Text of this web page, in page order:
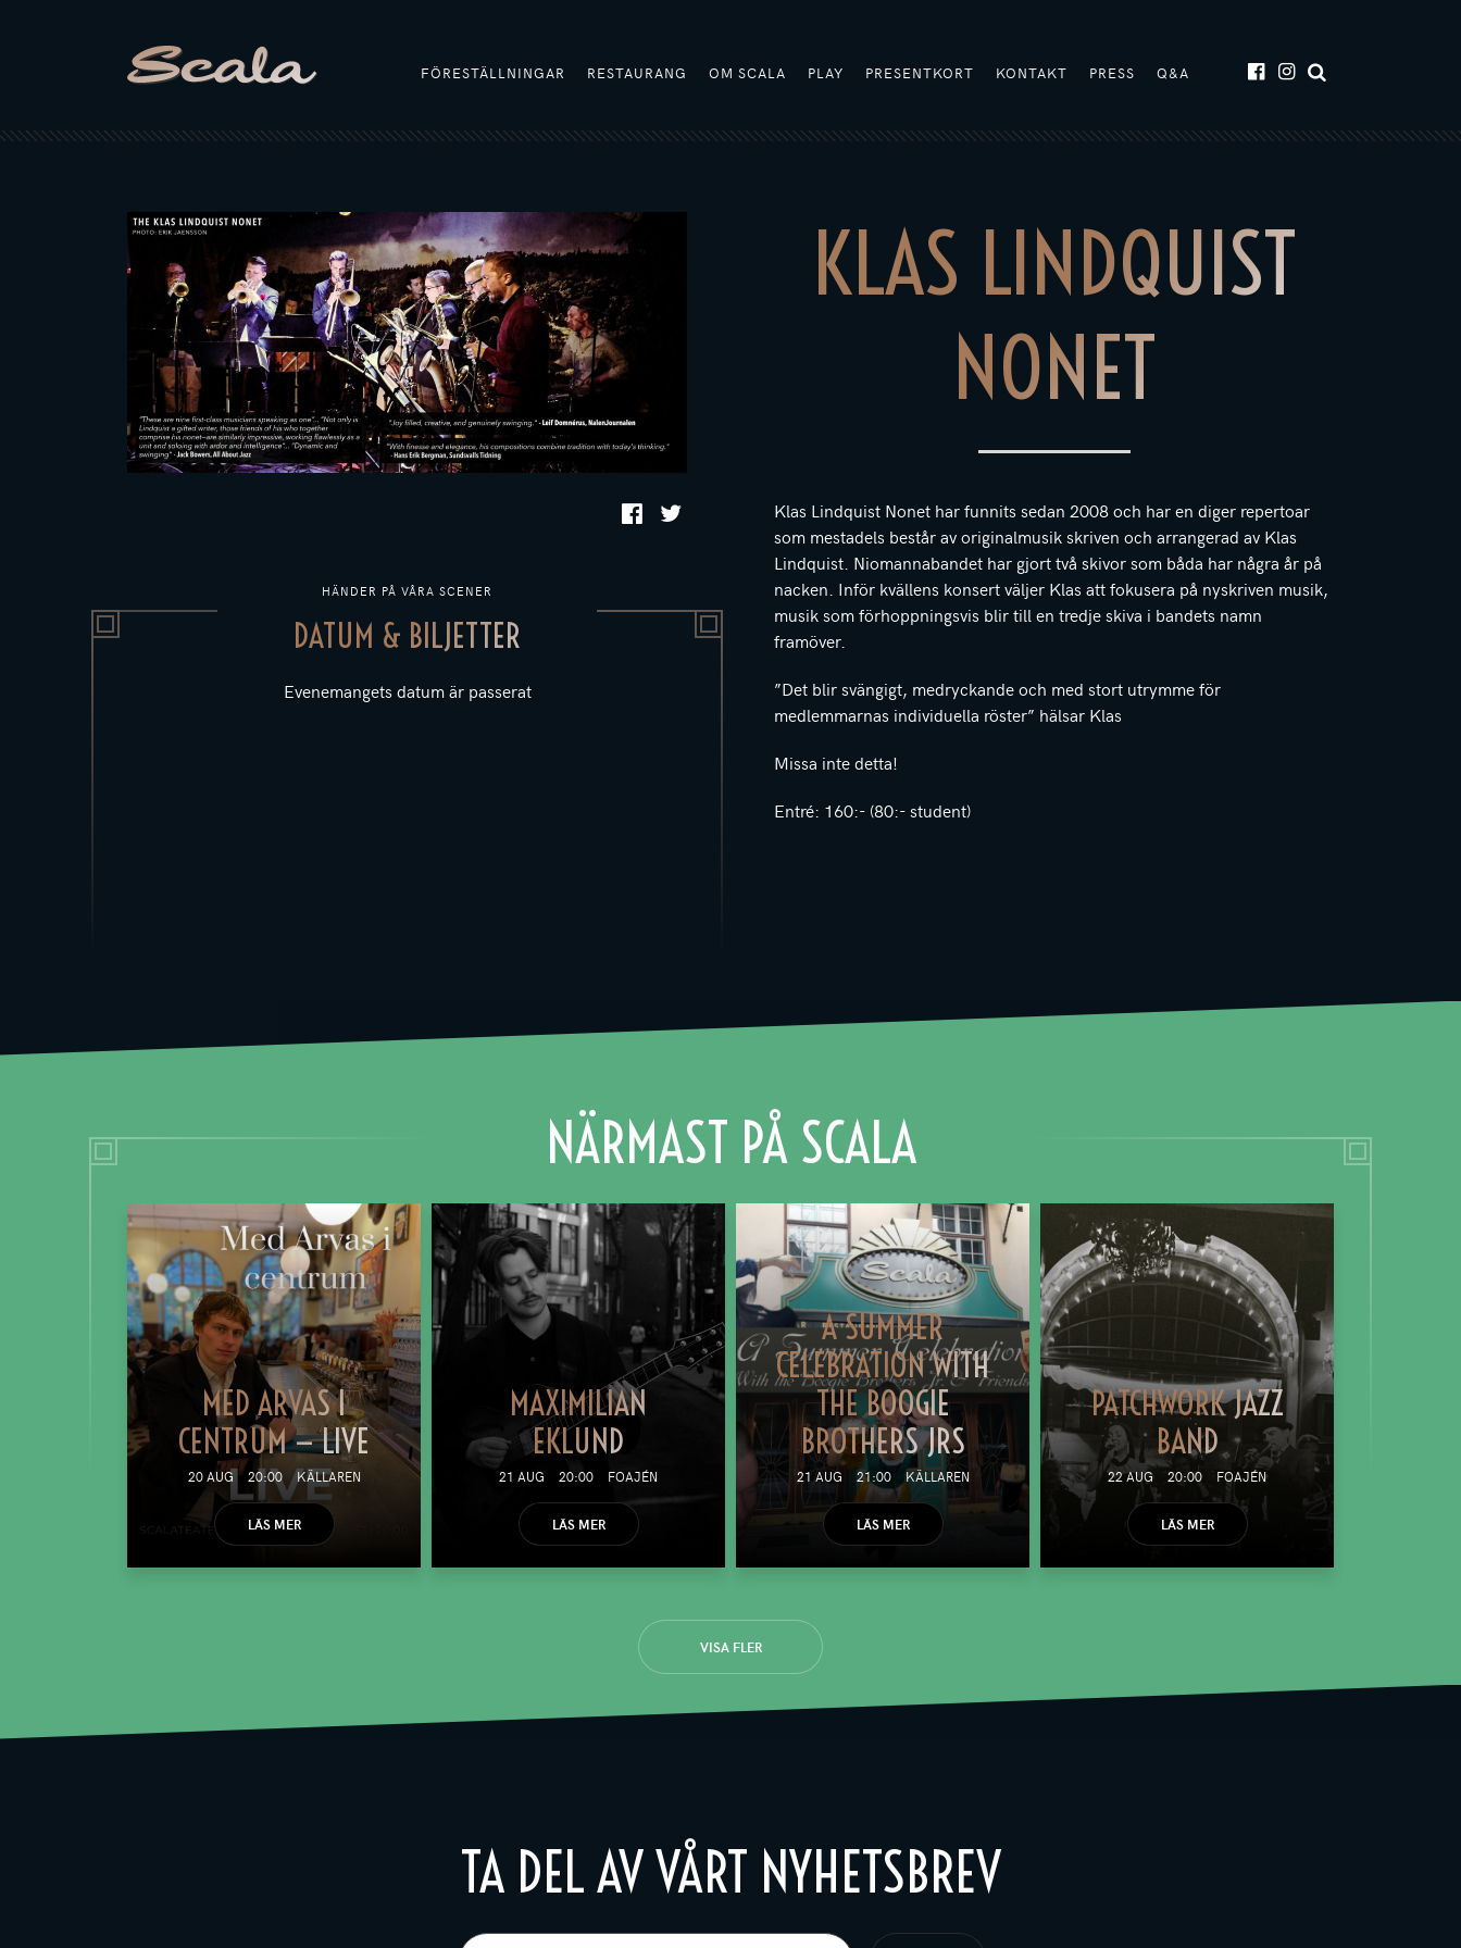
FÖRESTÄLLNINGAR RESTAURANG OM SCALA PLAY PRESENTKORT KONTAKT PRESS Q&A
HÄNDER PÅ VÅRA SCENER
DATUM & BILJETTER
Evenemangets datum är passerat
KLAS LINDQUIST
NONET
Klas Lindquist Nonet har funnits sedan 2008 och har en diger repertoar
som mestadels består av originalmusik skriven och arrangerad av Klas
Lindquist. Niomannabandet har gjort två skivor som båda har några år på
nacken. Inför kvällens konsert väljer Klas att fokusera på nyskriven musik,
musik som förhoppningsvis blir till en tredje skiva i bandets namn
framöver.
”Det blir svängigt, medryckande och med stort utrymme för
medlemmarnas individuella röster” hälsar Klas
Missa inte detta!
Entré: 160:- (80:- student)
NÄRMAST PÅ SCALA
MED ARVAS I
CENTRUM — LIVE
20 AUG 20:00 KÄLLAREN
LÄS MER
MAXIMILIAN
EKLUND
21 AUG 20:00 FOAJÉN
LÄS MER
A SUMMER
CELEBRATION WITH
THE BOOGIE
BROTHERS JRS
21 AUG 21:00 KÄLLAREN
LÄS MER
PATCHWORK JAZZ
BAND
22 AUG 20:00 FOAJÉN
LÄS MER
VISA FLER
TA DEL AV VÅRT NYHETSBREV